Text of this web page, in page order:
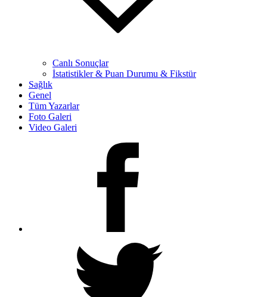
Canlı Sonuçlar
İstatistikler & Puan Durumu & Fikstür
Sağlık
Genel
Tüm Yazarlar
Foto Galeri
Video Galeri